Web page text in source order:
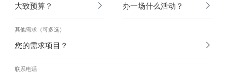
大致预算？ 办一场什么活动？
其他需求（可多选）
您的需求项目？
联系电话